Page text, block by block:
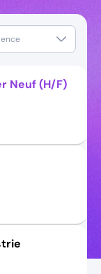
Neuf (H/F)